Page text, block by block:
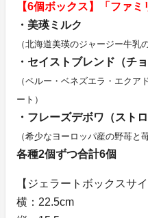
【6個ボックス】「ファミ
・美瑛ミルク
（北海道美瑛のジャージー牛乳
・セイストブレンド（チョ
（ペルー・ベネズエラ・エクア
ート）
・フレーズデボワ（ストロ
（希少なヨーロッパ産の野苺と
各種2個ずつ合計6個
【ジェラートボックスサイ
横：22.5cm